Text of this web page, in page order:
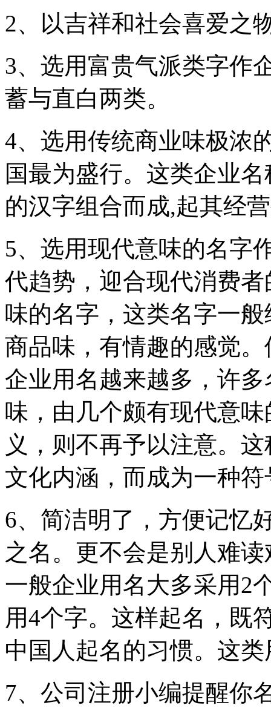
2、以吉祥和社会喜爱之
3、选用富贵气派类字作
蓄与直白两类。
4、选用传统商业味极浓
国最为盛行。这类企业
的汉字组合而成,起其经
5、选用现代意味的名字
代趋势，迎合现代消费
味的名字，这类名字一
商品味，有情趣的感觉
企业用名越来越多，许
味，由几个颇有现代意
义，则不再予以注意。
文化内涵，而成为一种符
6、简洁明了，方便记忆
之名。更不会是别人难
一般企业用名大多采用2
用4个字。这样起名，既
中国人起名的习惯。这
7、公司注册小编提醒你